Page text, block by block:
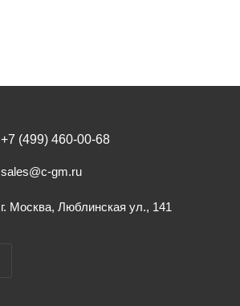
+7 (499) 460-00-68
sales@c-gm.ru
г. Москва, Люблинская ул., 141